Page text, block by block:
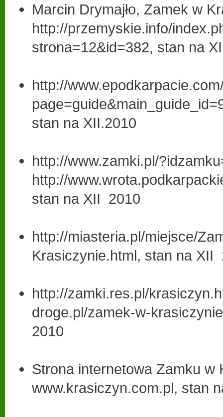
Marcin Drymajło, Zamek w
http://przemyskie.info/
strona=12&id=382, stan na
http://
stan na XII.2010
http://www.zamki.pl/
http://
stan na XII 2010
http://miasteria.pl/miejsce/
Krasiczynie.html, stan na XII
http://zamki.res.pl/
droge.pl/zamek-w-
2010
Strona internetowa Zamku w
www.krasiczyn.com.pl, stan